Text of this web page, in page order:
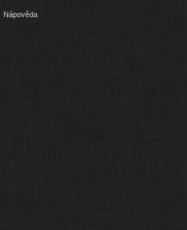
Nápověda